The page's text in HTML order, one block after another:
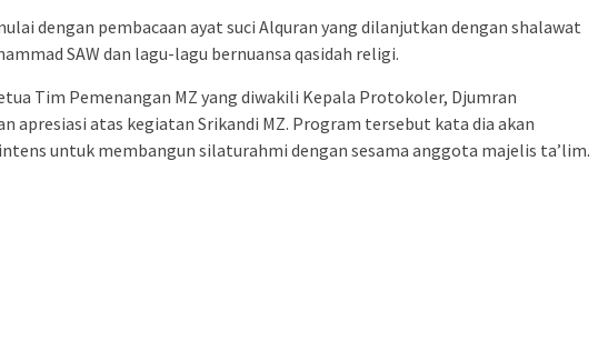
dengan pembacaan ayat suci Alquran yang dilanjutkan dengan shalawat
SAW dan lagu-lagu bernuansa qasidah religi.
Tim Pemenangan MZ yang diwakili Kepala Protokoler, Djumran
apresiasi atas kegiatan Srikandi MZ. Program tersebut kata dia akan
untuk membangun silaturahmi dengan sesama anggota majelis ta’lim.